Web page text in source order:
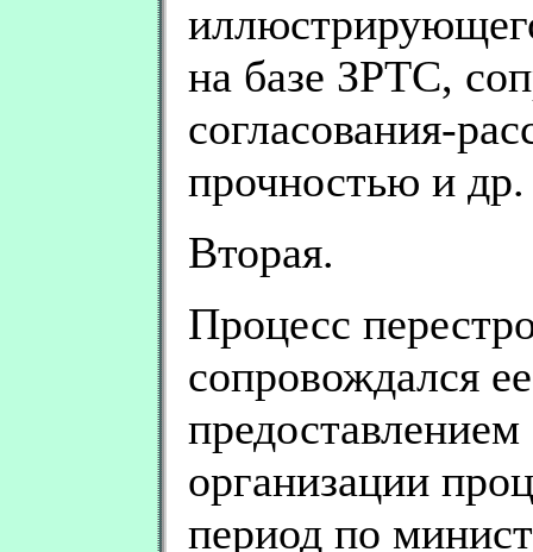
на базе ЗРТС,
согласования-
прочностью и др.
Вторая.
Процесс
сопровождался
организации
период по